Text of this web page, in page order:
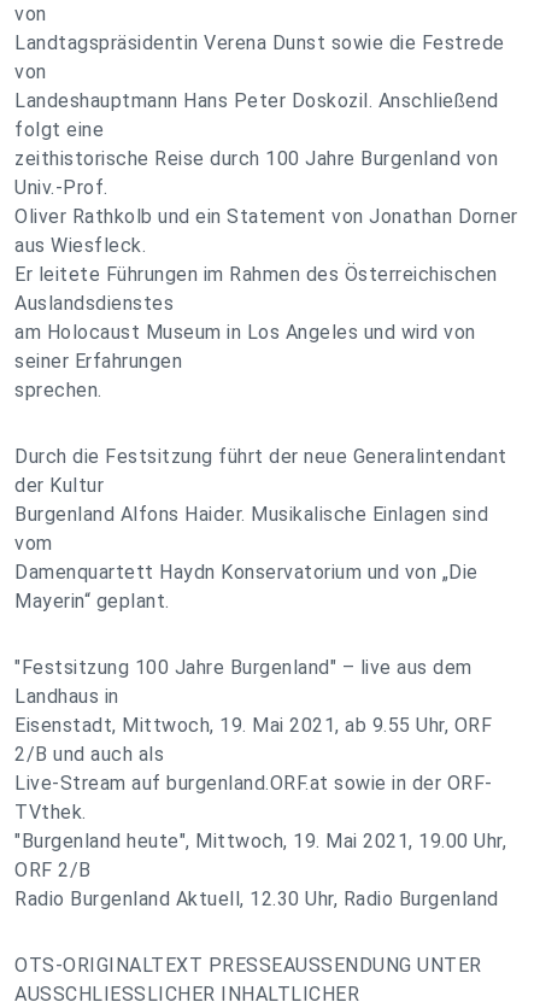
von
Landtagspräsidentin Verena Dunst sowie die Festrede
von
Landeshauptmann Hans Peter Doskozil. Anschließend
folgt eine
zeithistorische Reise durch 100 Jahre Burgenland von
Univ.-Prof.
Oliver Rathkolb und ein Statement von Jonathan Dorner
aus Wiesfleck.
Er leitete Führungen im Rahmen des Österreichischen
Auslandsdienstes
am Holocaust Museum in Los Angeles und wird von
seiner Erfahrungen
sprechen.
Durch die Festsitzung führt der neue Generalintendant
der Kultur
Burgenland Alfons Haider. Musikalische Einlagen sind
vom
Damenquartett Haydn Konservatorium und von „Die
Mayerin“ geplant.
"Festsitzung 100 Jahre Burgenland" – live aus dem
Landhaus in
Eisenstadt, Mittwoch, 19. Mai 2021, ab 9.55 Uhr, ORF
2/B und auch als
Live-Stream auf burgenland.ORF.at sowie in der ORF-
TVthek.
"Burgenland heute", Mittwoch, 19. Mai 2021, 19.00 Uhr,
ORF 2/B
Radio Burgenland Aktuell, 12.30 Uhr, Radio Burgenland
OTS-ORIGINALTEXT PRESSEAUSSENDUNG UNTER
AUSSCHLIESSLICHER INHALTLICHER